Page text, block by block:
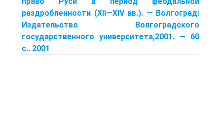
раздробленности (XII—XIV вв.). — Волгоград:
Издательство Волгоградского
государственного университета,2001. — 60
с.. 2001